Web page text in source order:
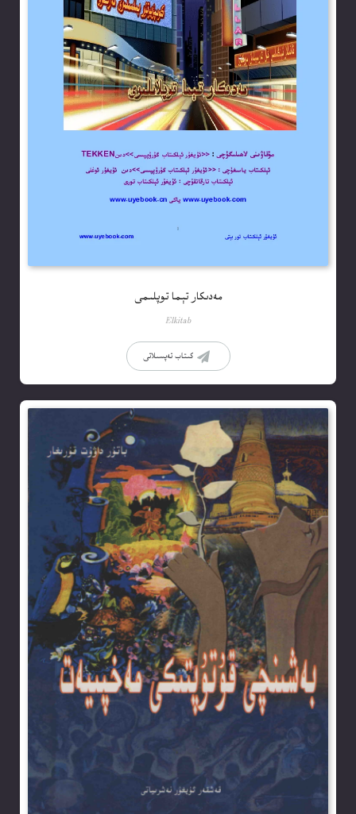
مەدىكار تېما توپلىمى
Elkitab
كىتاب تەپسىلاتى